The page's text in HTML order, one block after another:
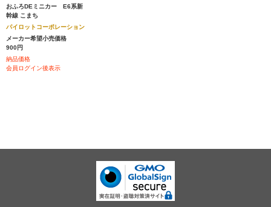
おふろDEミニカー E6系新
幹線 こまち
パイロットコーポレーション
メーカー希望小売価格
900円
納品価格
会員ログイン後表示